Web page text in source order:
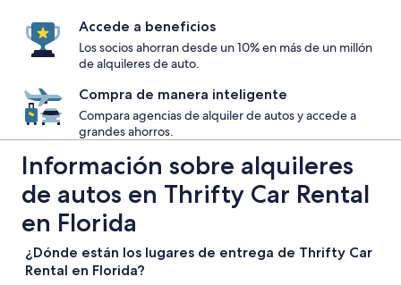
Accede a beneficios
Los socios ahorran desde un 10% en más de un millón
de alquileres de auto.
Compra de manera inteligente
Compara agencias de alquiler de autos y accede a
grandes ahorros.
Información sobre alquileres
de autos en Thrifty Car Rental
en Florida
¿Dónde están los lugares de entrega de Thrifty Car
Rental en Florida?